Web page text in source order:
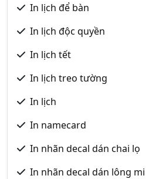
In lịch để bàn
In lịch độc quyền
In lịch tết
In lịch treo tường
In lịch
In namecard
In nhãn decal dán chai lọ
In nhãn decal dán lông mi